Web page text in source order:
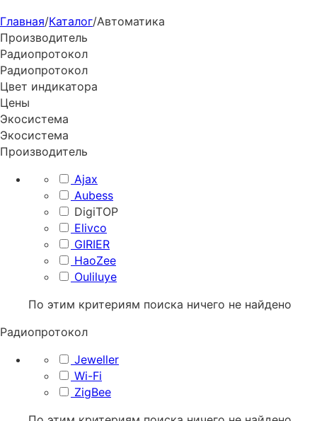
Главная/Каталог/Автоматика
Производитель
Радиопротокол
Радиопротокол
Цвет индикатора
Цены
Экосистема
Экосистема
Производитель
Ajax
Aubess
DigiTOP
Elivco
GIRIER
HaoZee
Ouliluye
По этим критериям поиска ничего не найдено
Радиопротокол
Jeweller
Wi-Fi
ZigBee